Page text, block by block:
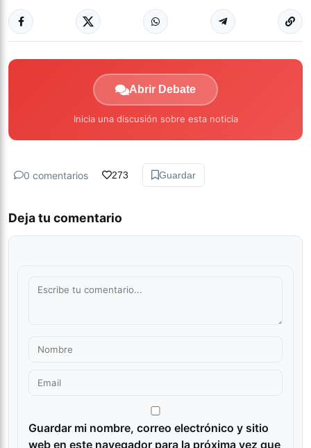
Abrir Debate
Inicia una discusión sobre esta noticia
0 comentarios 273 Guardar
Deja tu comentario
Guardar mi nombre, correo electrónico y sitio
web en este navegador para la próxima vez que